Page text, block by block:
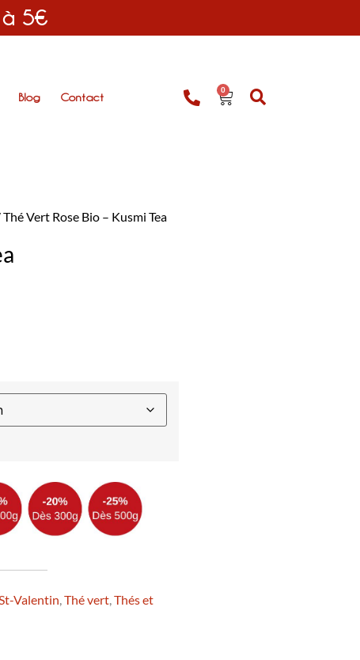
à 5€
Blog Contact
0
Thé Vert Rose Bio – Kusmi Tea
St-Valentin ,Thé vert ,Thés et